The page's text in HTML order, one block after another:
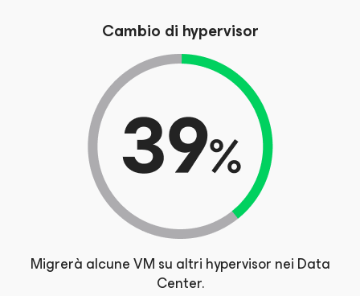
Cambio di hypervisor
Migrerà alcune VM su altri hypervisor nei Data
Center.